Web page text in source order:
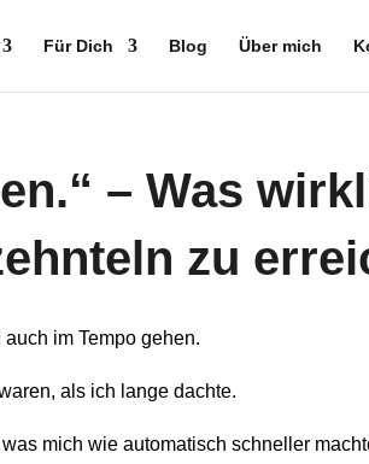
Für Dich Blog Über mich
– Was
zu
im Tempo gehen.
als ich lange dachte.
mich wie automatisch schneller